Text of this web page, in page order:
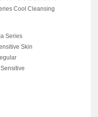
Cool Cleansing
Series
Skin